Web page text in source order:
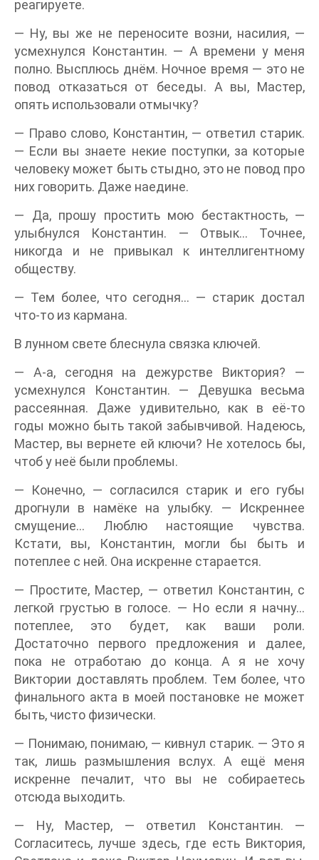
реагируете.
— Ну, вы же не переносите возни, насилия, —
усмехнулся Константин. — А времени у меня
полно. Высплюсь днём. Ночное время — это не
повод отказаться от беседы. А вы, Мастер,
опять использовали отмычку?
— Право слово, Константин, — ответил старик.
— Если вы знаете некие поступки, за которые
человеку может быть стыдно, это не повод про
них говорить. Даже наедине.
— Да, прошу простить мою бестактность, —
улыбнулся Константин. — Отвык… Точнее,
никогда и не привыкал к интеллигентному
обществу.
— Тем более, что сегодня… — старик достал
что-то из кармана.
В лунном свете блеснула связка ключей.
— А-а, сегодня на дежурстве Виктория? —
усмехнулся Константин. — Девушка весьма
рассеянная. Даже удивительно, как в её-то
годы можно быть такой забывчивой. Надеюсь,
Мастер, вы вернете ей ключи? Не хотелось бы,
чтоб у неё были проблемы.
— Конечно, — согласился старик и его губы
дрогнули в намёке на улыбку. — Искреннее
смущение… Люблю настоящие чувства.
Кстати, вы, Константин, могли бы быть и
потеплее с ней. Она искренне старается.
— Простите, Мастер, — ответил Константин, с
легкой грустью в голосе. — Но если я начну…
потеплее, это будет, как ваши роли.
Достаточно первого предложения и далее,
пока не отработаю до конца. А я не хочу
Виктории доставлять проблем. Тем более, что
финального акта в моей постановке не может
быть, чисто физически.
— Понимаю, понимаю, — кивнул старик. — Это я
так, лишь размышления вслух. А ещё меня
искренне печалит, что вы не собираетесь
отсюда выходить.
— Ну, Мастер, — ответил Константин. —
Согласитесь, лучше здесь, где есть Виктория,